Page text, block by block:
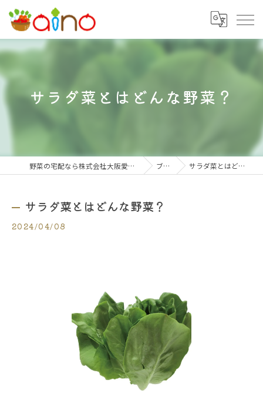
サラダ菜とはどんな野菜？
野菜の宅配なら株式会社大阪愛農食品センター ブログ サラダ菜とはどんな野菜？
サラダ菜とはどんな野菜？
2024/04/08